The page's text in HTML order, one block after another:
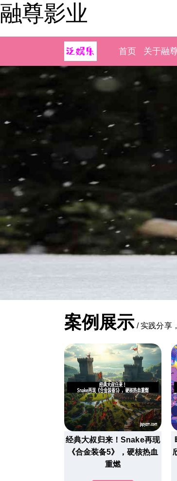
融尊影业
首页 关于融
案例展示 / 实践分享
经典大叔归来！Snake再现
《合金装备5》，硬核热血
重燃